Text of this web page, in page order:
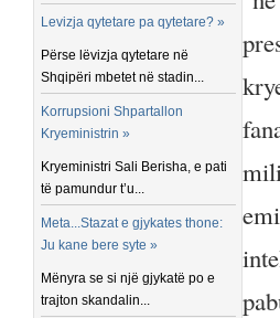
Levizja qytetare pa qytetare? »
Përse lëvizja qytetare në
Shqipëri mbetet në stadin...
Korrupsioni Shpartallon
Kryeministrin »
Kryeministri Sali Berisha, e pati
të pamundur t’u...
Meta...Stazat e gjykates thone:
Ju kane bere syte »
Mënyra se si një gjykatë po e
trajton skandalin...